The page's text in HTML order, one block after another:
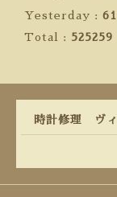
Yesterday :
Total : 525259
時計修理 ヴ